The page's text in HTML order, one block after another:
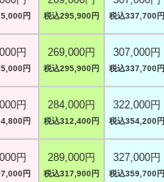
円 税込295,900円 税込337,700円
円
円
269,000円
税込295,900円
307,000円
税込337,700円
円
円
284,000円
税込312,400円
322,000円
税込354,200円
円
円
289,000円
税込317,900円
327,000円
税込359,700円